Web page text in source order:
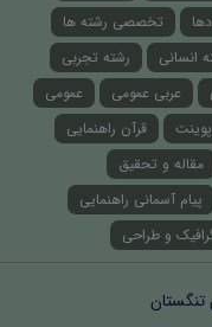
تخصصی رشته ها
انسانی
رشته تجربی
عربی عمومی
عمومی
قرآن راهنمایی
مقاله و تحقیق
پیام آسمانی راهنمایی
و طراحی
تنگستان